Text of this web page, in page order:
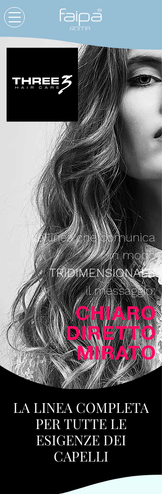
La linea che comunica
in modo
TRIDIMENSIONALE
il messaggio:
CHIARO
DIRETTO
MIRATO
LA LINEA COMPLETA
PER TUTTE LE
ESIGENZE DEI
CAPELLI